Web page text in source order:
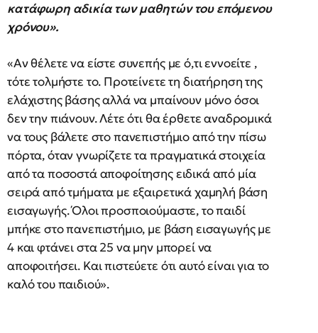
κατάφωρη αδικία των μαθητών του επόμενου
χρόνου».
«Αν θέλετε να είστε συνεπής με ό,τι εννοείτε ,
τότε τολμήστε το. Προτείνετε τη διατήρηση της
ελάχιστης βάσης αλλά να μπαίνουν μόνο όσοι
δεν την πιάνουν. Λέτε ότι θα έρθετε αναδρομικά
να τους βάλετε στο πανεπιστήμιο από την πίσω
πόρτα, όταν γνωρίζετε τα πραγματικά στοιχεία
από τα ποσοστά αποφοίτησης ειδικά από μία
σειρά από τμήματα με εξαιρετικά χαμηλή βάση
εισαγωγής. Όλοι προσποιούμαστε, το παιδί
μπήκε στο πανεπιστήμιο, με βάση εισαγωγής με
4 και φτάνει στα 25 να μην μπορεί να
αποφοιτήσει. Και πιστεύετε ότι αυτό είναι για το
καλό του παιδιού».